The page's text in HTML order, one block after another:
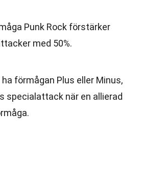
Punk Rock förstärker
med 50%.
förmågan Plus eller Minus,
specialattack när en allierad